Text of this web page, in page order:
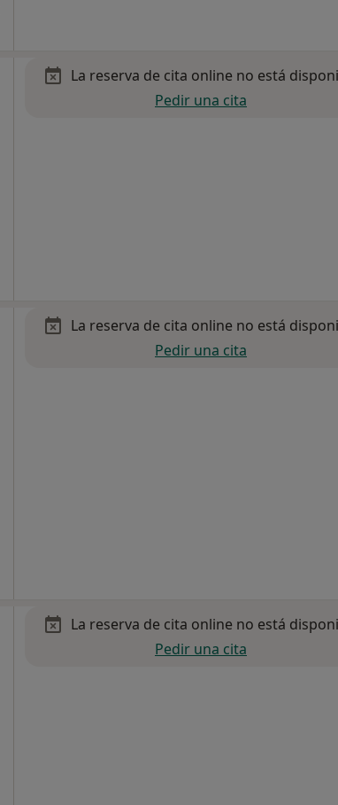
La reserva de cita online no está
Pedir una cita
La reserva de cita online no está
Pedir una cita
La reserva de cita online no está
Pedir una cita